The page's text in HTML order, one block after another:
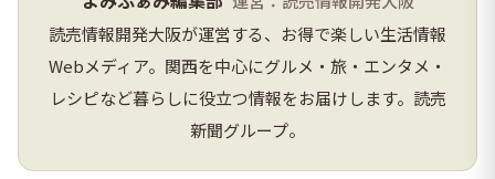
読売情報開発大阪が運営する、お得で楽しい生活情報
Webメディア。関西を中心にグルメ・旅・エンタメ・
レシピなど暮らしに役立つ情報をお届けします。読売
新聞グループ。